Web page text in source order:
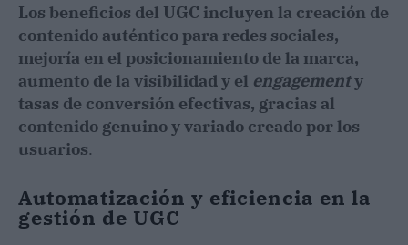
Los beneficios del UGC incluyen la creación de
contenido auténtico para redes sociales,
mejoría en el posicionamiento de la marca,
aumento de la visibilidad y el engagementy
tasas de conversión efectivas, gracias al
contenido genuino y variado creado por los
usuarios.
Automatización y eficiencia en la
gestión de UGC